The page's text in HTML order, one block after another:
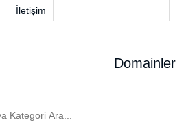
İletişim
Domainler